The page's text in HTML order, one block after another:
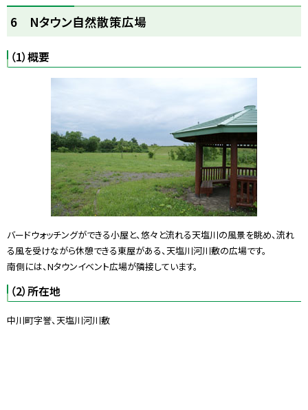
ッ
に
6 Nタウン自然散策広場
（1）概要
バードウォッチングができる小屋と、悠々と流れる天塩川の風景を眺め、流れ
る風を受けながら休憩できる東屋がある、天塩川河川敷の広場です。
南側には、Nタウンイベント広場が隣接しています。
（2）所在地
中川町字誉、天塩川河川敷